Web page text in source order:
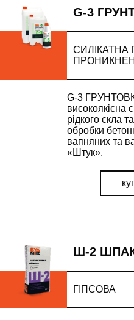
G-3
СИЛІКАТНА
G-3
високоякісна
рідкого скла
обробки
вапняних та
«Штук».
Ш-2
ГІПСОВА